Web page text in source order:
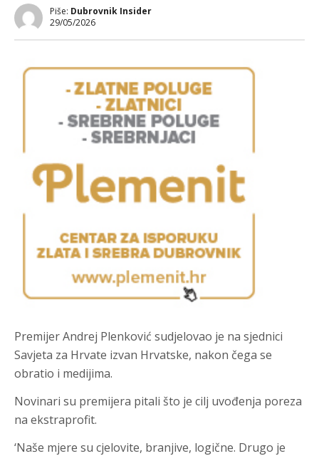
Piše: Dubrovnik Insider
29/05/2026
Premijer Andrej Plenković sudjelovao je na sjednici
Savjeta za Hrvate izvan Hrvatske, nakon čega se
obratio i medijima.
Novinari su premijera pitali što je cilj uvođenja poreza
na ekstraprofit.
‘Naše mjere su cjelovite, branjive, logične. Drugo je